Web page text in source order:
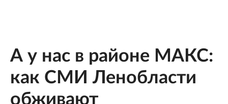
А у нас в районе МАКС:
как СМИ Ленобласти
обживают